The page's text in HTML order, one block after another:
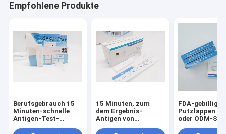
Empfohlene Produkte
Berufsgebrauch 15
Minuten-schnelle
Antigen-Test-
15 Minuten, zum
dem Ergebnis-
Antigen von
FDA-
Putzlappen
oder ODM-